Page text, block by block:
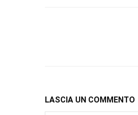
LASCIA UN COMMENTO